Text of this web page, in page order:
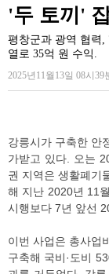
'두 토끼'
평창군과 광역 협력,
열로 35억 원 수익.
2025년11월13일 08시39
강릉시가 구축한 안
가받고 있다. 오는
권 지역은 생활폐기
해 지난 2020년 11
시행보다 7년 앞선
이번 사업은 총사업
구축해 국비·도비